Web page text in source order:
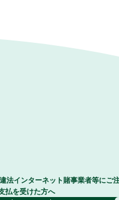
法インターネット賭事業者等にご
払を受けた方へ